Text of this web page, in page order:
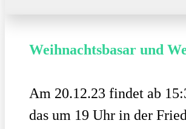
Weihnachtsbasar und
Am 20.12.23 findet ab
das um 19 Uhr in der